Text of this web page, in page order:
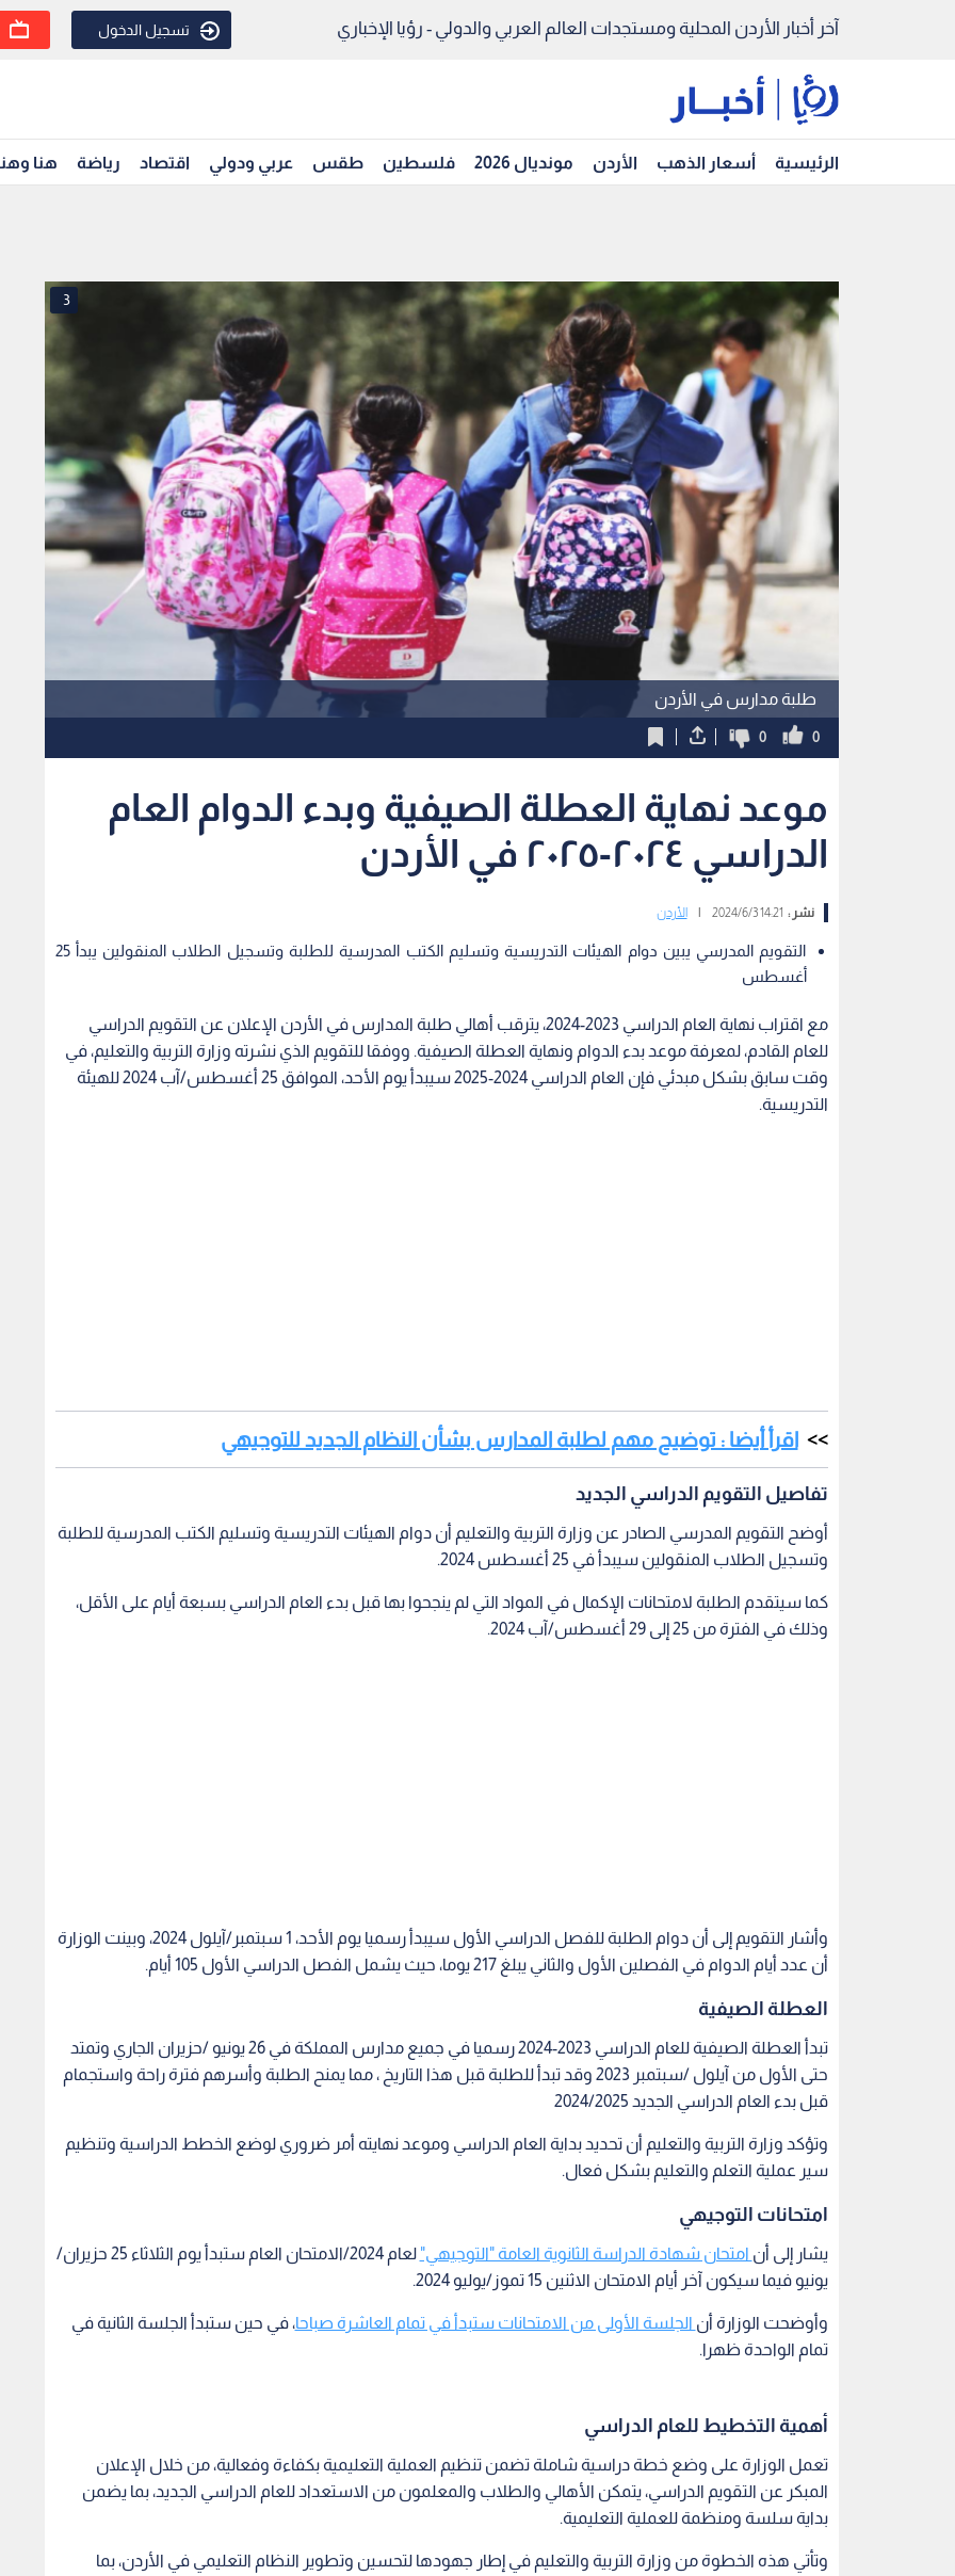
آخر أخبار الأردن المحلية ومستجدات العالم العربي والدولي - رؤيا الإخباري تسجيل الدخول
الرئيسية أسعار الذهب الأردن مونديال 2026 فلسطين طقس عربي ودولي اقتصاد رياضة هنا
طلبة مدارس في الأردن
3
0
0
موعد نهاية العطلة الصيفية وبدء الدوام العام
الدراسي ٢٠٢٤-٢٠٢٥ في الأردن
نشر : 14:21 2024/6/3 الأردن
التقويم المدرسي يبين دوام الهيئات التدريسية وتسليم الكتب المدرسية للطلبة وتسجيل الطلاب المنقولين يبدأ 25
أغسطس
مع اقتراب نهاية العام الدراسي 2023-2024، يترقب أهالي طلبة المدارس في الأردن الإعلان عن التقويم الدراسي
للعام القادم، لمعرفة موعد بدء الدوام ونهاية العطلة الصيفية. ووفقا للتقويم الذي نشرته وزارة التربية والتعليم، في
وقت سابق بشكل مبدئي فإن العام الدراسي 2024-2025 سيبدأ يوم الأحد، الموافق 25 أغسطس/آب 2024 للهيئة
التدريسية.
اقرأ أيضا : توضيح مهم لطلبة المدارس بشأن النظام الجديد للتوجيهي
تفاصيل التقويم الدراسي الجديد
أوضح التقويم المدرسي الصادر عن وزارة التربية والتعليم أن دوام الهيئات التدريسية وتسليم الكتب المدرسية للطلبة
وتسجيل الطلاب المنقولين سيبدأ في 25 أغسطس 2024.
كما سيتقدم الطلبة لامتحانات الإكمال في المواد التي لم ينجحوا بها قبل بدء العام الدراسي بسبعة أيام على الأقل،
وذلك في الفترة من 25 إلى 29 أغسطس/آب 2024.
وأشار التقويم إلى أن دوام الطلبة للفصل الدراسي الأول سيبدأ رسميا يوم الأحد، 1 سبتمبر/آيلول 2024، وبينت الوزارة
أن عدد أيام الدوام في الفصلين الأول والثاني يبلغ 217 يوما، حيث يشمل الفصل الدراسي الأول 105 أيام.
العطلة الصيفية
تبدأ العطلة الصيفية للعام الدراسي 2023-2024 رسميا في جميع مدارس المملكة في 26 يونيو /حزيران الجاري وتمتد
حتى الأول من آيلول /سبتمبر 2023 وقد تبدأ للطلبة قبل هذا التاريخ ، مما يمنح الطلبة وأسرهم فترة راحة واستجمام
قبل بدء العام الدراسي الجديد 2024/2025
وتؤكد وزارة التربية والتعليم أن تحديد بداية العام الدراسي وموعد نهايته أمر ضروري لوضع الخطط الدراسية وتنظيم
سير عملية التعلم والتعليم بشكل فعال.
امتحانات التوجيهي
يشار إلى أن امتحان شهادة الدراسة الثانوية العامة "التوجيهي"
لعام 2024/الامتحان العام ستبدأ يوم الثلاثاء 25 حزيران/
يونيو فيما سيكون آخر أيام الامتحان الاثنين 15 تموز/يوليو 2024.
وأوضحت الوزارة أن الجلسة الأولى من الامتحانات ستبدأ في تمام العاشرة صباحا، في حين ستبدأ الجلسة الثانية في
تمام الواحدة ظهرا.
أهمية التخطيط للعام الدراسي
تعمل الوزارة على وضع خطة دراسية شاملة تضمن تنظيم العملية التعليمية بكفاءة وفعالية، من خلال الإعلان
المبكر عن التقويم الدراسي، يتمكن الأهالي والطلاب والمعلمون من الاستعداد للعام الدراسي الجديد، بما يضمن
بداية سلسة ومنظمة للعملية التعليمية.
وتأتي هذه الخطوة من وزارة التربية والتعليم في إطار جهودها لتحسين وتطوير النظام التعليمي في الأردن، بما